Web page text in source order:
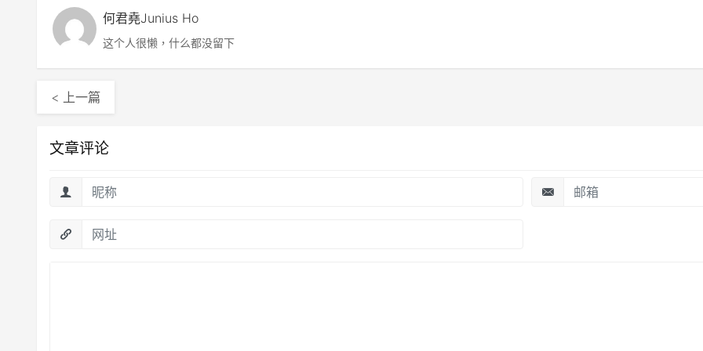
何君堯Junius Ho
这个人很懒，什么都没留下
< 上一篇
文章评论